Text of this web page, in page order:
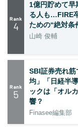
Rank
4
1億円貯めて早
る人も…FIRE
ための“絶対条
山崎 俊輔
Rank
5
SBI証券売れ
均」「日経半
ックは「オル
響？
Finasee編集部